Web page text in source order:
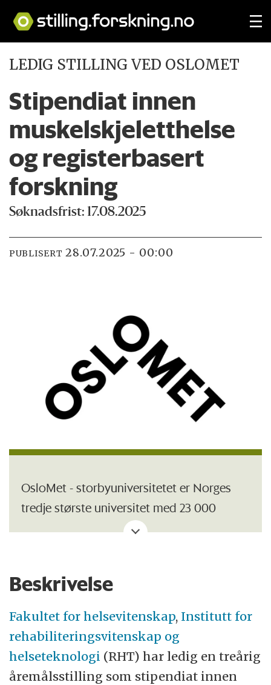
LEDIG STILLING VED OSLOMET
Stipendiat innen
muskelskjeletthelse
og registerbasert
forskning
Søknadsfrist: 17.08.2025
PUBLISERT 28.07.2025 - 00:00
OsloMet - storbyuniversitetet er Norges
tredje største universitet med 23 000
studenter og over 2600 ansatte. Vi har
med høy relevans for arbeidslivet,
velferdsstaten og storbyregionen.
Beskrivelse
Fakultet for helsevitenskap, Institutt for
rehabiliteringsvitenskap og
helseteknologi (RHT) har ledig en treårig
åremålsstilling som stipendiat innen